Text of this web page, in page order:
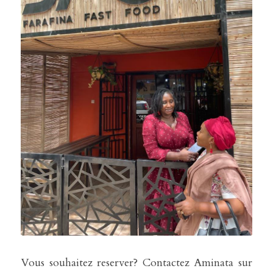
Vous souhaitez reserver? Contactez Aminata sur